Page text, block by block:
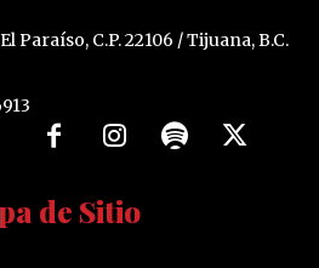
Paraíso, C.P. 22106 / Tijuana, B.C.
de Sitio